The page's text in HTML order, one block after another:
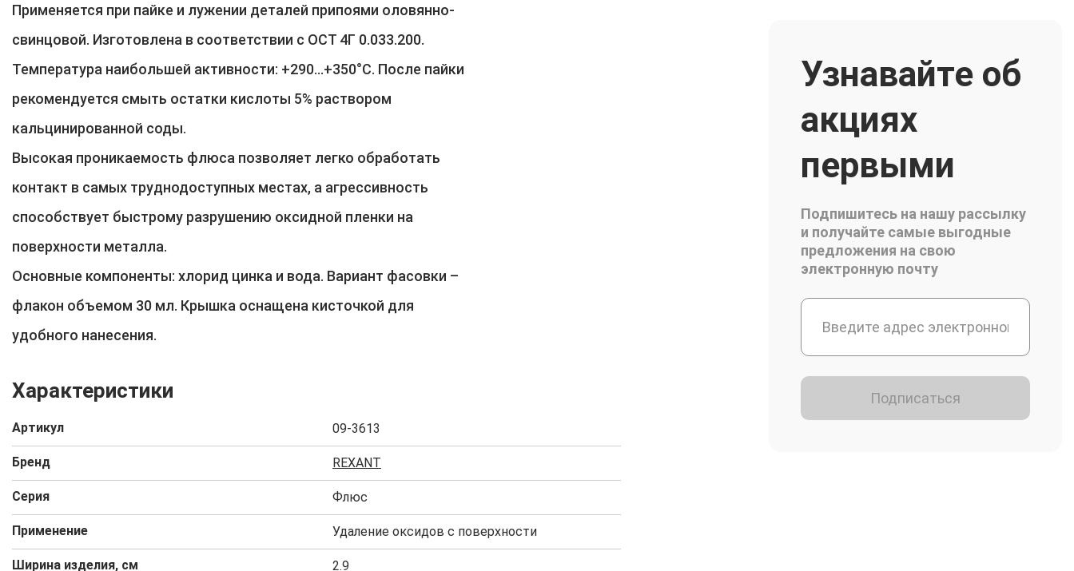
Применяется при пайке и лужении деталей припоями оловянно-
свинцовой. Изготовлена в соответствии с ОСТ 4Г 0.033.200.
Температура наибольшей активности: +290...+350°С. После пайки
рекомендуется смыть остатки кислоты 5% раствором
кальцинированной соды.
Высокая проникаемость флюса позволяет легко обработать
контакт в самых труднодоступных местах, а агрессивность
способствует быстрому разрушению оксидной пленки на
поверхности металла.
Основные компоненты: хлорид цинка и вода. Вариант фасовки –
флакон объемом 30 мл. Крышка оснащена кисточкой для
удобного нанесения.
Характеристики
Артикул 09-3613
Бренд REXANT
Серия Флюс
Применение Удаление оксидов с поверхности
Ширина изделия, см 2.9
Узнавайте об
акциях
первыми
Подпишитесь на нашу рассылку
и получайте самые выгодные
предложения на свою
электронную почту
Подписаться